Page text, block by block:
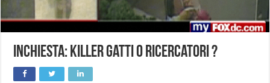
Inchiesta: killer gatti o ricercatori ?